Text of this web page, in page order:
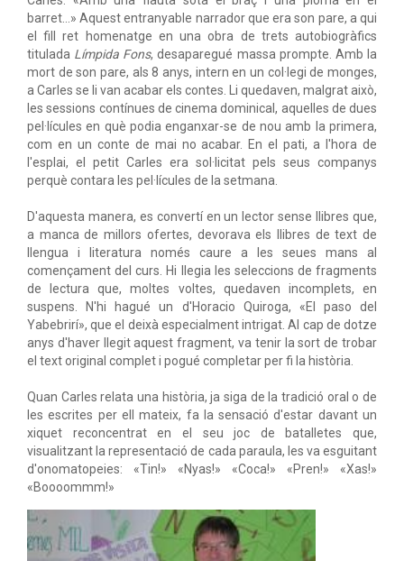
barret...» Aquest entranyable narrador que era son pare, a qui
el fill ret homenatge en una obra de trets autobiogràfics
titulada Límpida Fons, desaparegué massa prompte. Amb la
mort de son pare, als 8 anys, intern en un col·legi de monges,
a Carles se li van acabar els contes. Li quedaven, malgrat això,
les sessions contínues de cinema dominical, aquelles de dues
pel·lícules en què podia enganxar-se de nou amb la primera,
com en un conte de mai no acabar. En el pati, a l'hora de
l'esplai, el petit Carles era sol·licitat pels seus companys
perquè contara les pel·lícules de la setmana.
D'aquesta manera, es convertí en un lector sense llibres que,
a manca de millors ofertes, devorava els llibres de text de
llengua i literatura només caure a les seues mans al
començament del curs. Hi llegia les seleccions de fragments
de lectura que, moltes voltes, quedaven incomplets, en
suspens. N'hi hagué un d'Horacio Quiroga, «El paso del
Yabebrirí», que el deixà especialment intrigat. Al cap de dotze
anys d'haver llegit aquest fragment, va tenir la sort de trobar
el text original complet i pogué completar per fi la història.
Quan Carles relata una història, ja siga de la tradició oral o de
les escrites per ell mateix, fa la sensació d'estar davant un
xiquet reconcentrat en el seu joc de batalletes que,
visualitzant la representació de cada paraula, les va esguitant
d'onomatopeies: «Tin!» «Nyas!» «Coca!» «Pren!» «Xas!»
«Boooommm!»